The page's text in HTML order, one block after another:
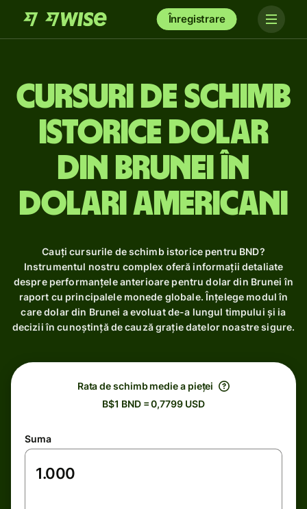
Înregistrare
Cursuri de schimb
istorice dolar
din Brunei în
dolari americani
Cauți cursurile de schimb istorice pentru BND?
Instrumentul nostru complex oferă informații detaliate
despre performanțele anterioare pentru dolar din Brunei în
raport cu principalele monede globale. Înțelege modul în
care dolar din Brunei a evoluat de-a lungul timpului și ia
decizii în cunoștință de cauză grație datelor noastre sigure.
Rata de schimb medie a pieței
B$1 BND = 0,7799 USD
Suma